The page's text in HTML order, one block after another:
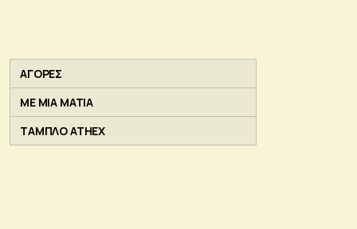
ΑΓΟΡΕΣ
ΜΕ ΜΙΑ ΜΑΤΙΑ
ΤΑΜΠΛΟ ATHEX